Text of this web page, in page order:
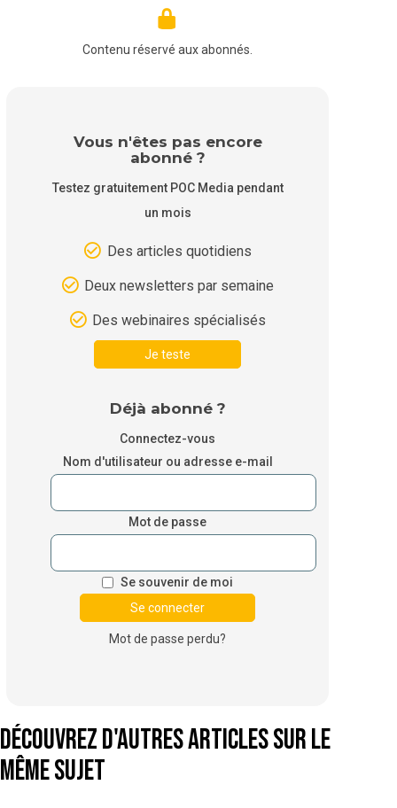
Contenu réservé aux abonnés.
Vous n'êtes pas encore
abonné ?
Testez gratuitement POC Media pendant
un mois
Des articles quotidiens
Deux newsletters par semaine
Des webinaires spécialisés
Je teste
Déjà abonné ?
Connectez-vous
Nom d'utilisateur ou adresse e-mail
Mot de passe
Se souvenir de moi
Mot de passe perdu?
Découvrez d'autres articles sur le
même sujet